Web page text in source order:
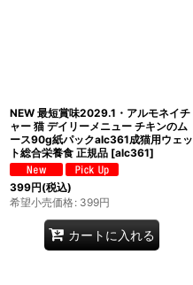
NEW 最短賞味2029.1・アルモネイチ
ャー 猫 デイリーメニュー チキンのム
ース90g紙パックalc361成猫用ウェッ
ト総合栄養食 正規品 [alc361]
399円(税込)
希望小売価格: 399円
カートに入れる